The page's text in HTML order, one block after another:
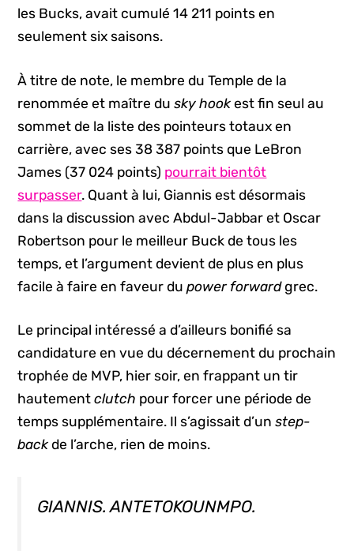
les Bucks, avait cumulé 14 211 points en
seulement six saisons.
À titre de note, le membre du Temple de la
renommée et maître dusky hook est fin seul au
sommet de la liste des pointeurs totaux en
carrière, avec ses 38 387 points que LeBron
James (37 024 points) pourrait bientôt
surpasser. Quant à lui, Giannis est désormais
dans la discussion avec Abdul-Jabbar et Oscar
Robertson pour le meilleur Buck de tous les
temps, et l’argument devient de plus en plus
facile à faire en faveur dupower forwardgrec.
Le principal intéressé a d’ailleurs bonifié sa
candidature en vue du décernement du prochain
trophée de MVP, hier soir, en frappant un tir
hautementclutch pour forcer une période de
temps supplémentaire. Il s’agissait d’unstep-
back de l’arche, rien de moins.
GIANNIS. ANTETOKOUNMPO.